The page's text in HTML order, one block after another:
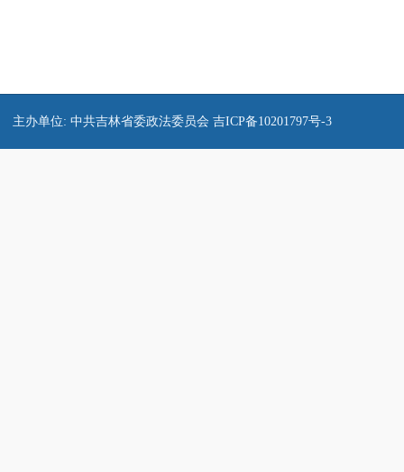
主办单位: 中共吉林省委政法委员会 吉ICP备10201797号-3